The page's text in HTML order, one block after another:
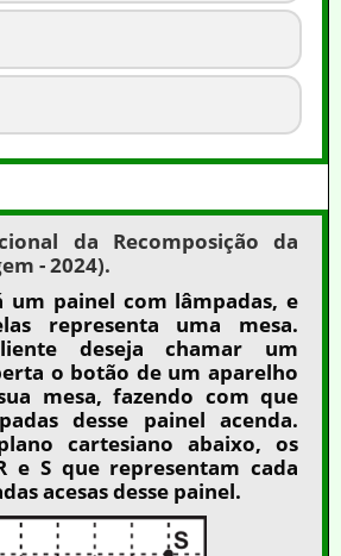
da Recomposição da
- 2024).
um painel com lâmpadas, e
representa uma mesa.
deseja chamar um
o botão de um aparelho
mesa, fazendo com que
desse painel acenda.
cartesiano abaixo, os
e S que representam cada
acesas desse painel.